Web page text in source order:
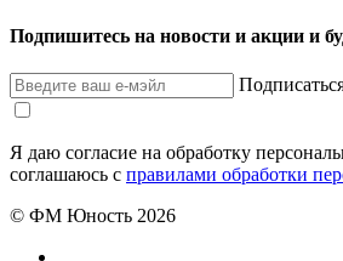
Подпишитесь на новости и акции и
Я даю согласие на обработку
соглашаюсь с правилами обработки
© ФМ Юность 2026